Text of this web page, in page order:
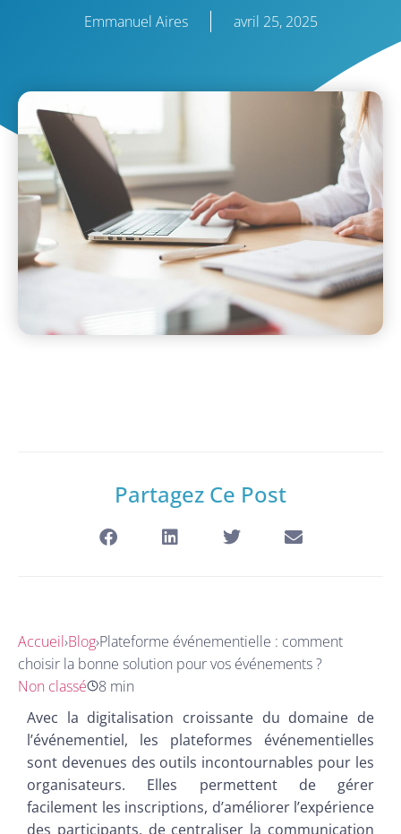
Emmanuel Aires avril 25, 2025
Partagez Ce Post
Accueil›Blog›Plateforme événementielle : comment
choisir la bonne solution pour vos événements ?
Non classé
8 min
Avec la digitalisation croissante du domaine de
l’événementiel, les plateformes événementielles
sont devenues des outils incontournables pour les
organisateurs. Elles permettent de gérer
facilement les inscriptions, d’améliorer l’expérience
des participants, de centraliser la communication